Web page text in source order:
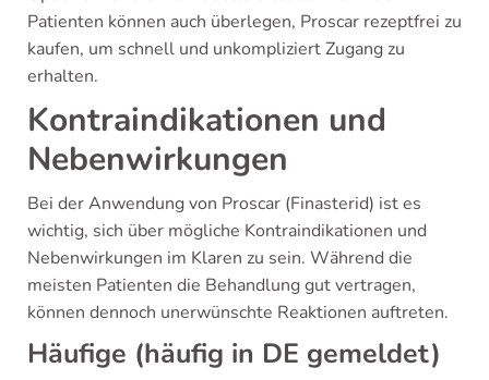
Patienten können auch überlegen, Proscar rezeptfrei zu
kaufen, um schnell und unkompliziert Zugang zu
erhalten.
Kontraindikationen und
Nebenwirkungen
Bei der Anwendung von Proscar (Finasterid) ist es
wichtig, sich über mögliche Kontraindikationen und
Nebenwirkungen im Klaren zu sein. Während die
meisten Patienten die Behandlung gut vertragen,
können dennoch unerwünschte Reaktionen auftreten.
Häufige (häufig in DE gemeldet)